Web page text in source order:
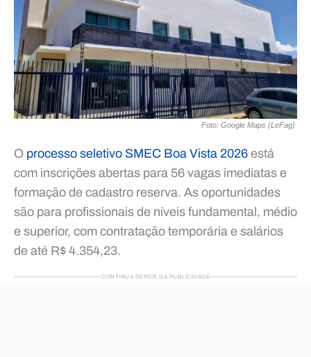
Foto: Google Maps (LeFag)
O processo seletivo SMEC Boa Vista 2026 está
com inscrições abertas para 56 vagas imediatas e
formação de cadastro reserva. As oportunidades
são para profissionais de níveis fundamental, médio
e superior, com contratação temporária e salários
de até R$ 4.354,23.
CONTINUA DEPOIS DA PUBLICIDADE